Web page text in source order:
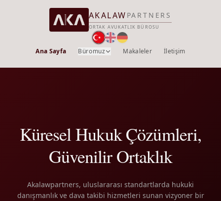
AKALAW PARTNERS
ORTAK AVUKATLIK BÜROSU
Ana Sayfa Büromuz Makaleler İletişim
Küresel Hukuk Çözümleri,
Güvenilir Ortaklık
Akalawpartners, uluslararası standartlarda hukuki
danışmanlık ve dava takibi hizmetleri sunan vizyoner bir